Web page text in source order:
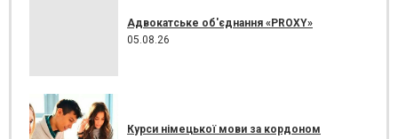
Адвокатське об'єднання «PROXY»
05.08.26
Курси німецької мови за кордоном